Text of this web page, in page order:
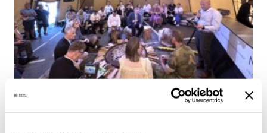
19. august 2025
Konnekt og UArctic inngår